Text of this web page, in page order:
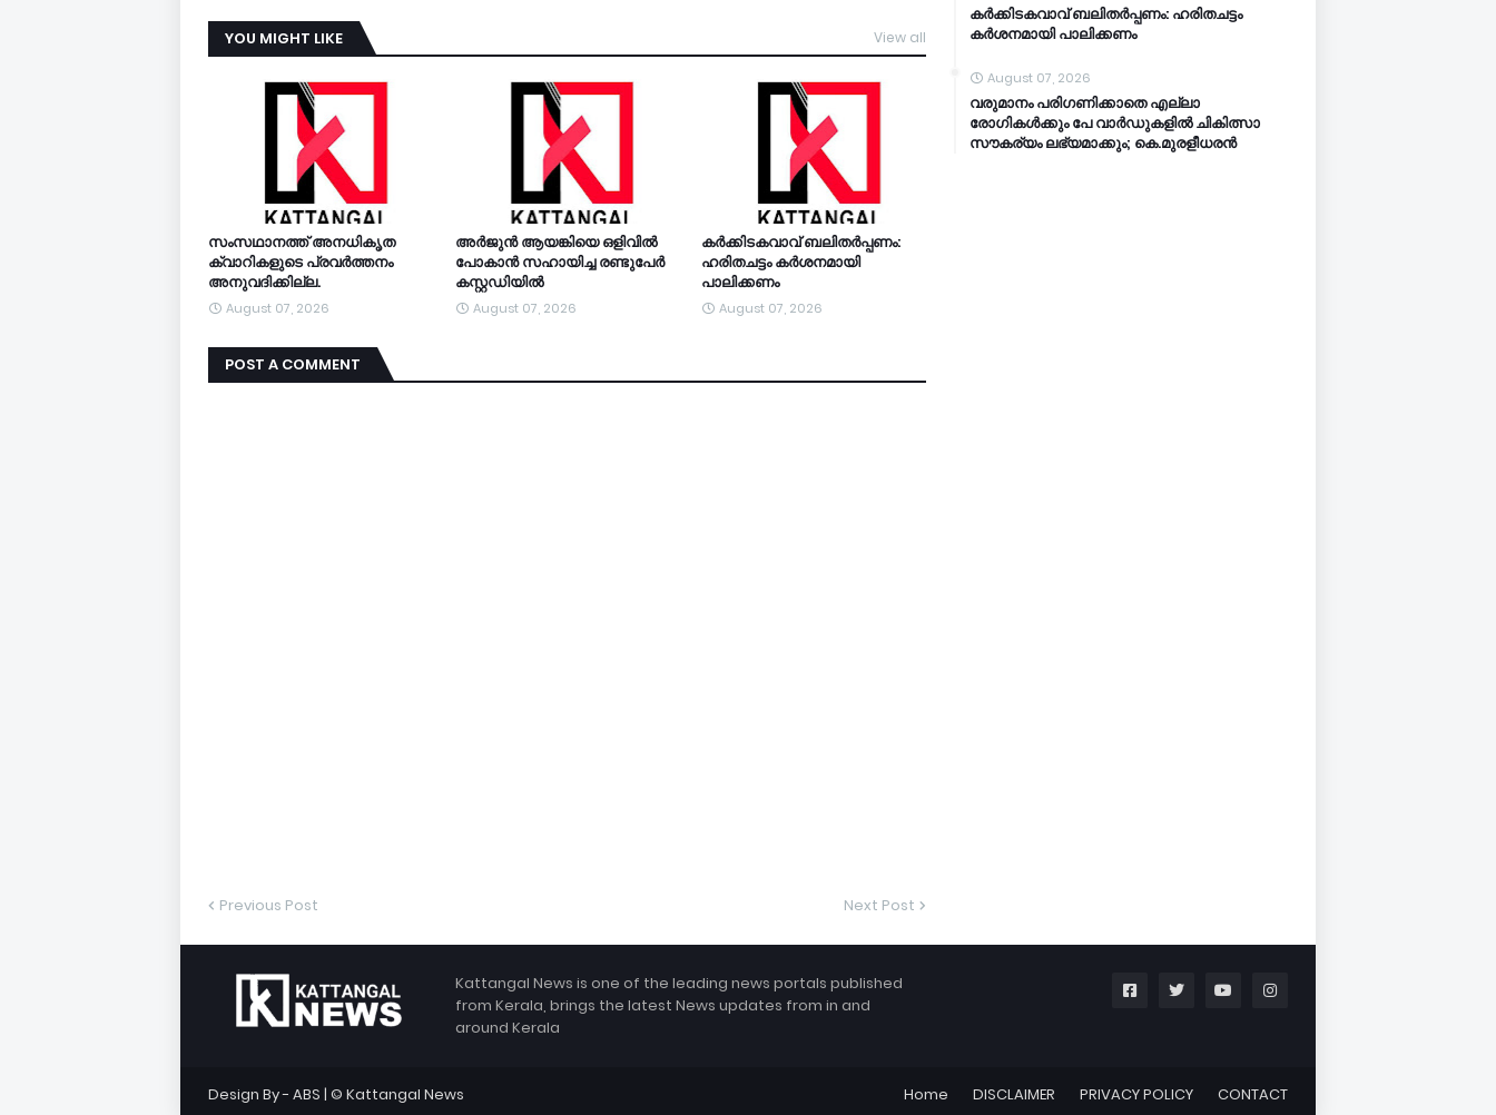
YOU MIGHT LIKE View all
സംസഥാനത്ത് അനധികൃത
ക്വാറികളുടെ പ്രവര്‍ത്തനം
അനുവദിക്കില്ല.
August 07, 2026
അര്‍ജുന്‍ ആയങ്കിയെ ഒളിവില്‍
പോകാന്‍ സഹായിച്ച രണ്ടുപേര്‍
കസ്റ്റഡിയിൽ
August 07, 2026
കര്‍ക്കിടകവാവ് ബലിതര്‍പ്പണം:
ഹരിതചട്ടം കര്‍ശനമായി
പാലിക്കണം
August 07, 2026
POST A COMMENT
Previous Post Next Post
കര്‍ക്കിടകവാവ് ബലിതര്‍പ്പണം: ഹരിതചട്ടം
കര്‍ശനമായി പാലിക്കണം
August 07, 2026
വരുമാനം പരിഗണിക്കാതെ എല്ലാ
രോഗികൾക്കും പേ വാർഡുകളിൽ ചികിത്സാ
സൗകര്യം ലഭ്യമാക്കും; കെ.മുരളീധരൻ
Kattangal News is one of the leading news portals published
from Kerala, brings the latest News updates from in and
around Kerala
Design By - ABS | © Kattangal News Home DISCLAIMER PRIVACY POLICY CONTACT